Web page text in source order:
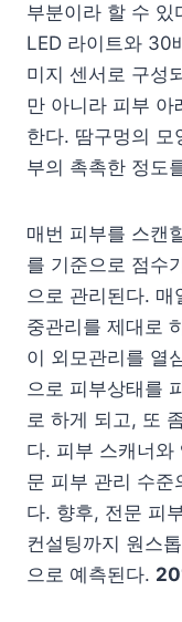
부분이라 할 수 있
LED 라이트와 30
미지 센서로 구성
만 아니라 피부 아
한다. 땀구멍의 모
부의 촉촉한 정도
매번 피부를 스캔
를 기준으로 점수
으로 관리된다. 매
중관리를 제대로
이 외모관리를 열
으로 피부상태를
로 하게 되고, 또
다. 피부 스캐너와
문 피부 관리 수준
다. 향후, 전문 피
컨설팅까지 원스
으로 예측된다.